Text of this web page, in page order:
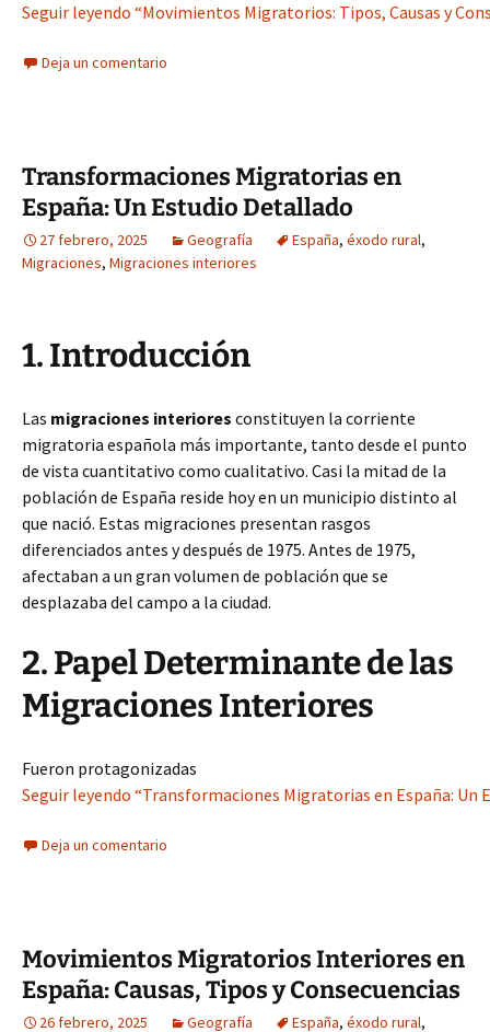
Seguir leyendo “Movimientos Migratorios: Tipos, Causas y
Deja un comentario
Transformaciones Migratorias en
España: Un Estudio Detallado
27 febrero, 2025 Geografía España, éxodo rural,
Migraciones, Migraciones interiores
1. Introducción
Las migraciones interiores constituyen la corriente
migratoria española más importante, tanto desde el punto
de vista cuantitativo como cualitativo. Casi la mitad de la
población de España reside hoy en un municipio distinto al
que nació. Estas migraciones presentan rasgos
diferenciados antes y después de 1975. Antes de 1975,
afectaban a un gran volumen de población que se
desplazaba del campo a la ciudad.
2. Papel Determinante de las
Migraciones Interiores
Fueron protagonizadas
Seguir leyendo “Transformaciones Migratorias en España: Un
Deja un comentario
Movimientos Migratorios Interiores en
España: Causas, Tipos y Consecuencias
26 febrero, 2025 Geografía España, éxodo rural,